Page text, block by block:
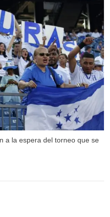
a la espera del torneo que se
X